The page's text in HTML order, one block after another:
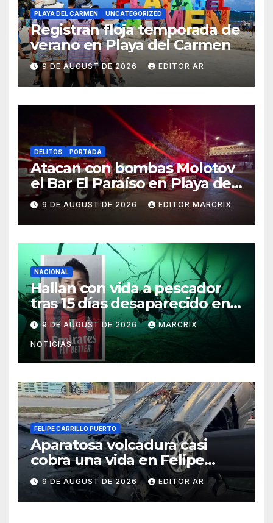
PLAYA DEL CARMEN UNCATEGORIZED
Registran floja temporada de
verano en Playa del Carmen
9 DE AUGUST DE 2026 EDITOR AR
DELITOS PORTADA
Atacan con bombas Molotov
el Bar El Paraíso en Playa del
Carmen
9 DE AUGUST DE 2026 EDITOR MARCRIX
NACIONAL
Hallan con vida a pescador
tras 15 días desaparecido en
un cenote de Veracruz
9 DE AUGUST DE 2026 MARCRIX
NOTICIAS
FELIPE CARRILLO PUERTO
Aparatosa volcadura casi
cobra una vida en Felipe
Carrillo Puerto
9 DE AUGUST DE 2026 EDITOR AR